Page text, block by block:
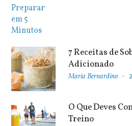
7 Receitas de
Adicionado
Maria Bernardino
O Que Deves
Treino